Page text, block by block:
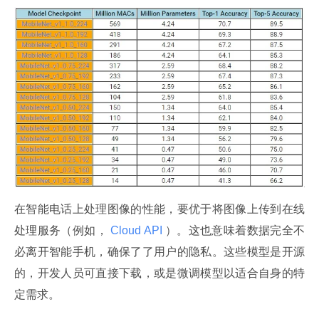
在智能电话上处理图像的性能，要优于将图像上传到在线
处理服务（例如，
Cloud API
）。这也意味着数据完全不
必离开智能手机，确保了了用户的隐私。这些模型是开源
的，开发人员可直接下载，或是微调模型以适合自身的特
定需求。